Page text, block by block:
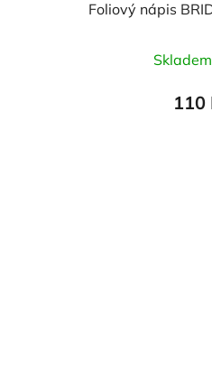
Foliový nápis
Skladem
110